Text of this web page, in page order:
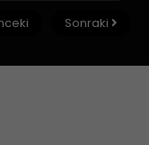
Sonraki